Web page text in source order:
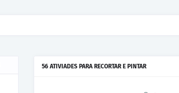
56 ATIVIADES PARA RECORTAR E PINTAR